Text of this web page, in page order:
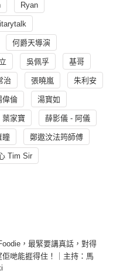
Ryan
何爵天導演
吳佩孚 基哥
治 張曉嵐 朱利安
偉倫 湯寳如
葉家寶 薛影儀 - 阿儀
瞳 鄭遨汶法筠師傅
Tim Sir
，最緊要講真話，對得
哋能捱得住！｜主持：馬